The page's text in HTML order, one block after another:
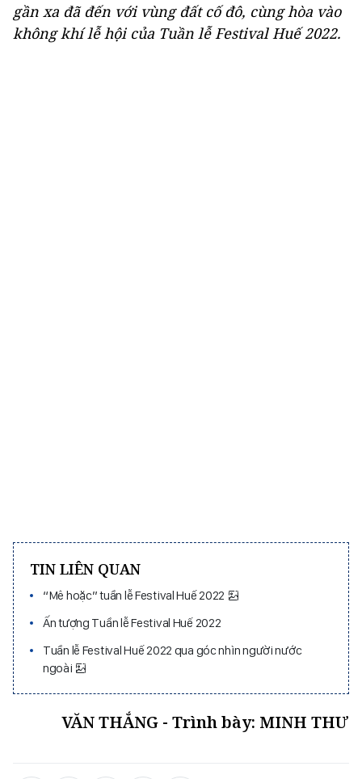
gần xa đã đến với vùng đất cố đô, cùng hòa vào
không khí lễ hội của Tuần lễ Festival Huế 2022.
TIN LIÊN QUAN
“Mê hoặc” tuần lễ Festival Huế 2022
Ấn tượng Tuần lễ Festival Huế 2022
Tuần lễ Festival Huế 2022 qua góc nhìn người nước
ngoài
VĂN THẮNG - Trình bày: MINH THƯ